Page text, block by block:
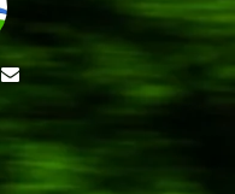
Invia